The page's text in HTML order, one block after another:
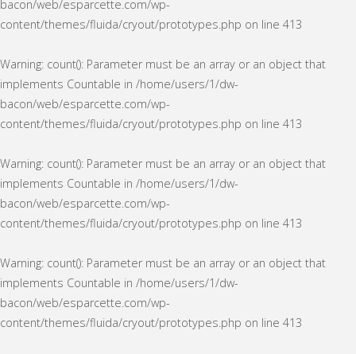
bacon/web/esparcette.com/wp-
content/themes/fluida/cryout/prototypes.php on line 413
Warning: count(): Parameter must be an array or an object that
implements Countable in /home/users/1/dw-
bacon/web/esparcette.com/wp-
content/themes/fluida/cryout/prototypes.php on line 413
Warning: count(): Parameter must be an array or an object that
implements Countable in /home/users/1/dw-
bacon/web/esparcette.com/wp-
content/themes/fluida/cryout/prototypes.php on line 413
Warning: count(): Parameter must be an array or an object that
implements Countable in /home/users/1/dw-
bacon/web/esparcette.com/wp-
content/themes/fluida/cryout/prototypes.php on line 413